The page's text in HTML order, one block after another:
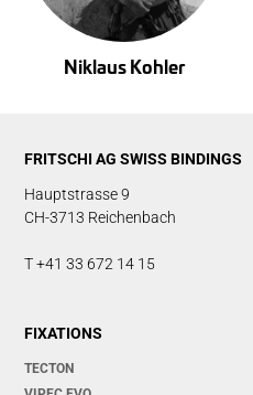
Niklaus Kohler
FRITSCHI AG SWISS BINDINGS
Hauptstrasse 9
CH-3713 Reichenbach
T +41 33 672 14 15
FIXATIONS
TECTON